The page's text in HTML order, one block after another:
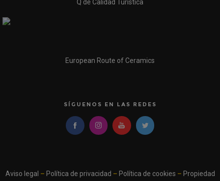
Q de Calidad Turística
European Route of Ceramics
SÍGUENOS EN LAS REDES
Aviso legal – Política de privacidad – Política de cookies – Propiedad